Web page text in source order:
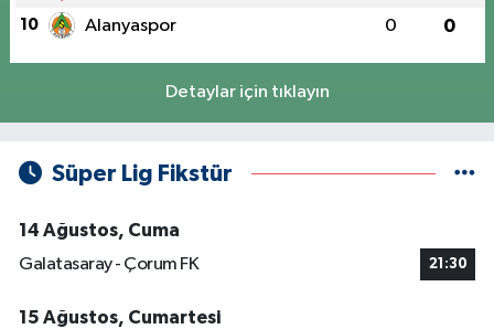
10 Alanyaspor 0 0
Detaylar için tıklayın
Süper Lig Fikstür
14 Ağustos, Cuma
Galatasaray - Çorum FK
21:30
15 Ağustos, Cumartesi